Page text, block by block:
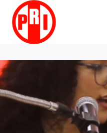
Skip
content